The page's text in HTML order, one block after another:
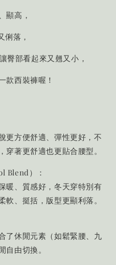
顯高，
落，
臀部看起來又翹又小，
款西裝褲喔！
更方便舒適、彈性更好，不
穿著更舒適也更貼合腰型。
Blend）：
暖、質感好，冬天穿特別有
軟、挺括，版型更顯利落。
了休閒元素（如鬆緊腰、九
自由切換。